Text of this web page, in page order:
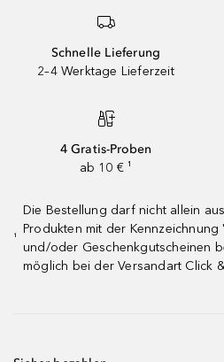
Schnelle Lieferung
2–4 Werktage Lieferzeit
4 Gratis-Proben
ab 10 € ¹
¹
Die Bestellung darf nicht allein
Produkten mit der Kennzeichnung
und/oder Geschenkgutscheinen
möglich bei der Versandart Click